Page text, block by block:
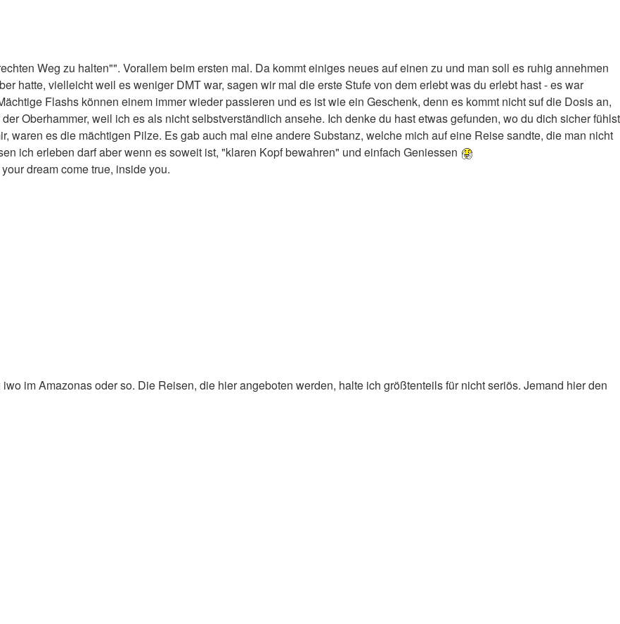
Weg zu halten"". Vorallem beim ersten mal. Da kommt einiges neues auf einen zu und man soll es ruhig annehmen
hatte, vielleicht weil es weniger DMT war, sagen wir mal die erste Stufe von dem erlebt was du erlebt hast - es war
Flashs können einem immer wieder passieren und es ist wie ein Geschenk, denn es kommt nicht suf die Dosis an,
Oberhammer, weil ich es als nicht selbstverständlich ansehe. Ich denke du hast etwas gefunden, wo du dich sicher fühlst
waren es die mächtigen Pilze. Es gab auch mal eine andere Substanz, welche mich auf eine Reise sandte, die man nicht
ich erleben darf aber wenn es soweit ist, "klaren Kopf bewahren" und einfach Geniessen
dream come true, inside you.
im Amazonas oder so. Die Reisen, die hier angeboten werden, halte ich größtenteils für nicht seriös. Jemand hier den